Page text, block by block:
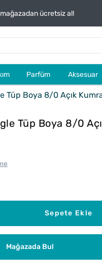
ücretsiz al!
Parfüm Aksesuar
Tüp Boya 8/0 Açık
Tüp Boya 8/0
Sepete Ekle
Mağazada Bul